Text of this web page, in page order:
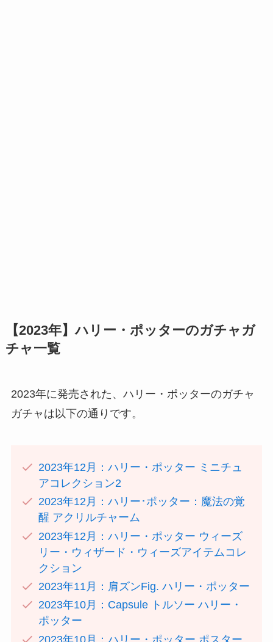
【2023年】ハリー・ポッターのガチャガ
チャ一覧
2023年に発売された、ハリー・ポッターのガチャ
ガチャは以下の通りです。
2023年12月：ハリー・ポッター ミニチュ
アコレクション2
2023年12月：ハリー･ポッター：魔法の覚
醒 アクリルチャーム
2023年12月：ハリー・ポッター ウィーズ
リー・ウィザード・ウィーズアイテムコレ
クション
2023年11月：肩ズンFig. ハリー・ポッター
2023年10月：Capsule トルソー ハリー・
ポッター
2023年10月：ハリー・ポッター ポスター